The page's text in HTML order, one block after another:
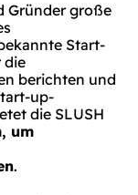
Gründer große
Start-
die
berichten und
up-
die SLUSH
um
.